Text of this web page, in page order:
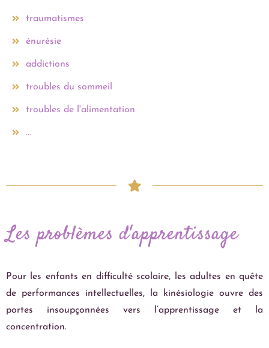
traumatismes
énurésie
addictions
troubles du sommeil
troubles de l'alimentation
...
Les problèmes d'apprentissage
Pour les enfants en difficulté scolaire, les adultes en quête
de performances intellectuelles, la kinésiologie ouvre des
portes insoupçonnées vers l’apprentissage et la
concentration.